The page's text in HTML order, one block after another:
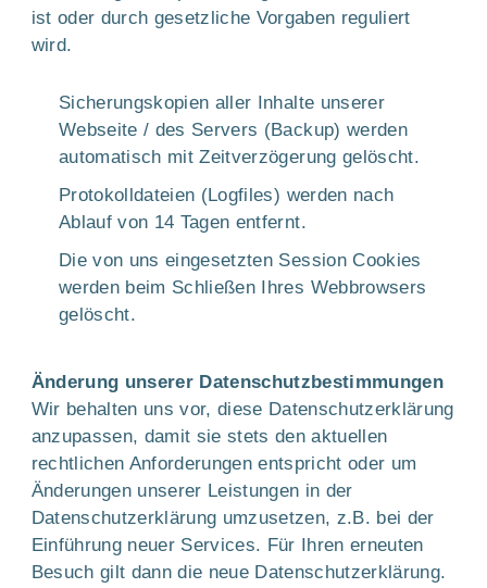
ist oder durch gesetzliche Vorgaben reguliert
wird.
Sicherungskopien aller Inhalte unserer
Webseite / des Servers (Backup) werden
automatisch mit Zeitverzögerung gelöscht.
Protokolldateien (Logfiles) werden nach
Ablauf von 14 Tagen entfernt.
Die von uns eingesetzten Session Cookies
werden beim Schließen Ihres Webbrowsers
gelöscht.
Änderung unserer Datenschutzbestimmungen
Wir behalten uns vor, diese Datenschutzerklärung
anzupassen, damit sie stets den aktuellen
rechtlichen Anforderungen entspricht oder um
Änderungen unserer Leistungen in der
Datenschutzerklärung umzusetzen, z.B. bei der
Einführung neuer Services. Für Ihren erneuten
Besuch gilt dann die neue Datenschutzerklärung.